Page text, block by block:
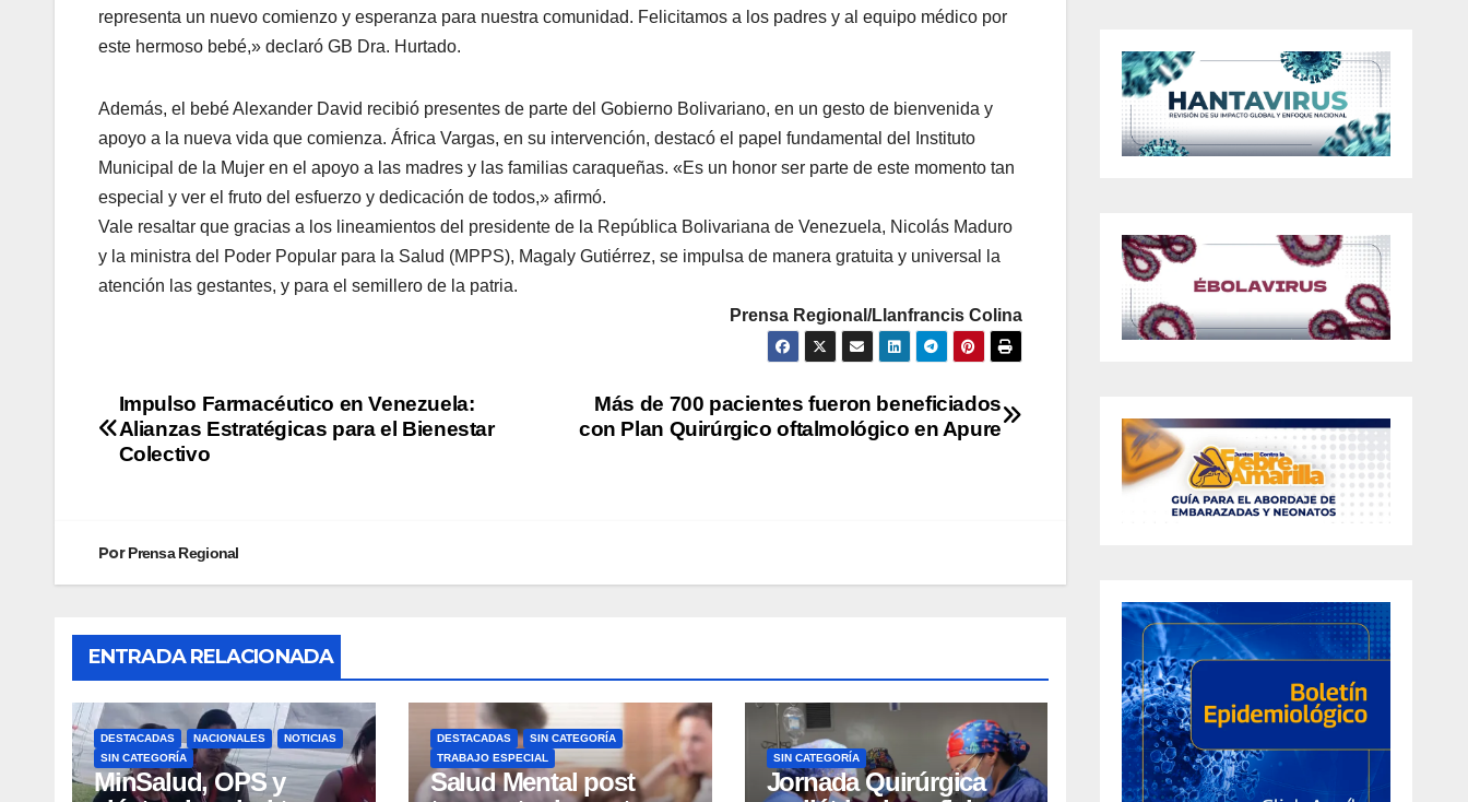
representa un nuevo comienzo y esperanza para nuestra comunidad. Felicitamos a los padres y al equipo médico por
este hermoso bebé,» declaró GB Dra. Hurtado.
Además, el bebé Alexander David recibió presentes de parte del Gobierno Bolivariano, en un gesto de bienvenida y
apoyo a la nueva vida que comienza. África Vargas, en su intervención, destacó el papel fundamental del Instituto
Municipal de la Mujer en el apoyo a las madres y las familias caraqueñas. «Es un honor ser parte de este momento tan
especial y ver el fruto del esfuerzo y dedicación de todos,» afirmó.
Vale resaltar que gracias a los lineamientos del presidente de la República Bolivariana de Venezuela, Nicolás Maduro
y la ministra del Poder Popular para la Salud (MPPS), Magaly Gutiérrez, se impulsa de manera gratuita y universal la
atención las gestantes, y para el semillero de la patria.
Prensa Regional/Llanfrancis Colina
Más de 700 pacientes fueron beneficiados
con Plan Quirúrgico oftalmológico en Apure
Impulso Farmacéutico en Venezuela:
Alianzas Estratégicas para el Bienestar
Colectivo
PorPrensa Regional
ENTRADA RELACIONADA
DESTACADAS NACIONALES
NOTICIAS
SIN CATEGORÍA
MinSalud, OPS y
DESTACADAS
SIN CATEGORÍA
TRABAJO ESPECIAL
Salud Mental post
SIN CATEGORÍA
Jornada Quirúrgica